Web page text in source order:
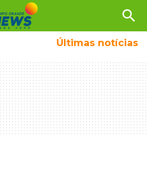
search
Últimas notícias